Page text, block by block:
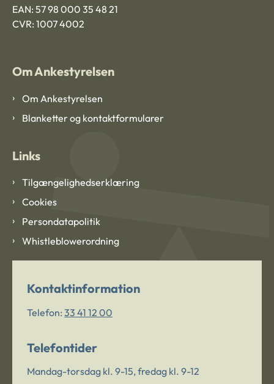
EAN: 57 98 000 35 48 21
CVR: 1007 4002
Om Ankestyrelsen
Om Ankestyrelsen
Blanketter og kontaktformularer
Links
Tilgængelighedserklæring
Cookies
Persondatapolitik
Whistleblowerordning
Kontaktinformation
Telefon: 33 41 12 00
Telefontider
Mandag-torsdag kl. 9-15, fredag kl. 9-12